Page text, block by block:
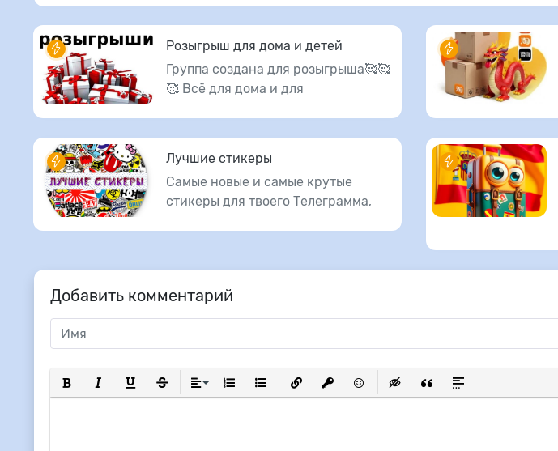
Розыгрыш для дома и детей
Группа создана для розыгрыша🥰🥰
🥰 Всё для дома и для
Лучшие стикеры
Самые новые и самые крутые
стикеры для твоего Телеграмма,
Добавить комментарий
Полужирный
КурсивПодчеркнутый
ЗачеркнутыйВыравнивание
Нумерованный список
Маркированный список
Вставить ссылку
Вставить защищенную ссылку
Вставить смайлик
Вставка скрытого текста
Вставка цитаты
Вставка спойлера